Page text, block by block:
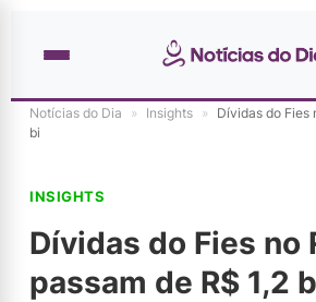
Notícias do Dia » Insights » Dívidas do Fies
bi
INSIGHTS
Dívidas do Fies no
passam de R$ 1,2